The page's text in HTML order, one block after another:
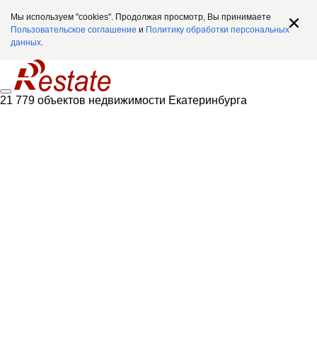
Мы используем "cookies". Продолжая просмотр, Вы принимаете
Пользовательское соглашение и Политику обработки персональных
данных.
21 779 объектов недвижимости Екатеринбурга